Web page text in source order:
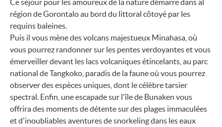
Ce séjour pour les amoureux de la nature démarre dans al
région de Gorontalo au bord du littoral côtoyé par les
requins baleines.
Puis il vous mène des volcans majestueux Minahasa, où
vous pourrez randonner sur les pentes verdoyantes et vous
émerveiller devant les lacs volcaniques étincelants, au parc
national de Tangkoko, paradis de la faune où vous pourrez
observer des espèces uniques, dont le célèbre tarsier
spectral. Enfin, une escapade sur l'île de Bunaken vous
offrira des moments de détente sur des plages immaculées
et d'inoubliables aventures de snorkeling dans les eaux